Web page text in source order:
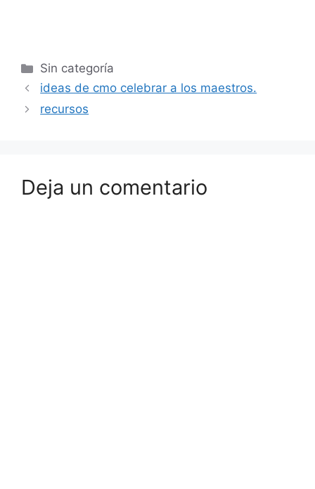
Sin categoría
ideas de cmo celebrar a los maestros.
recursos
Deja un comentario